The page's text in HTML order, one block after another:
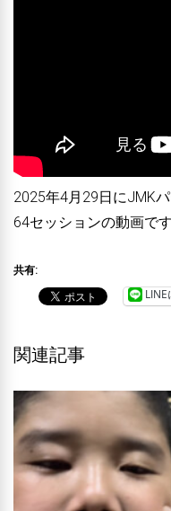
2025年4月29日にJMK
64セッションの動画です
共有:
関連記事